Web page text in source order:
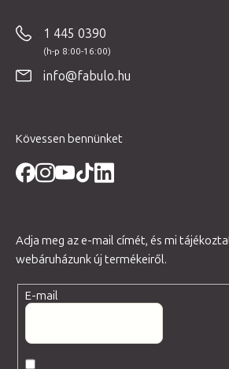
1 445 0390
info@fabulo.hu
Kövessen bennünket
Adja meg az e-mail címét, és mi
webáruházunk új termékeiről.
E-mail